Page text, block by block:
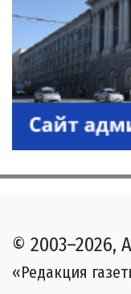
© 2003–2026,
«Редакция